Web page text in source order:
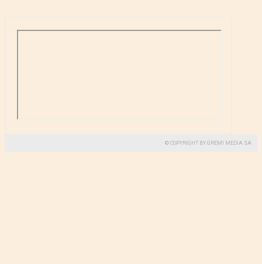
© COPYRIGHT BY GREMI MEDIA SA